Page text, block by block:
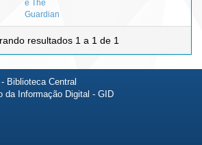
e The
Guardian
resultados 1 a 1 de 1
Biblioteca Central
da Informação Digital - GID